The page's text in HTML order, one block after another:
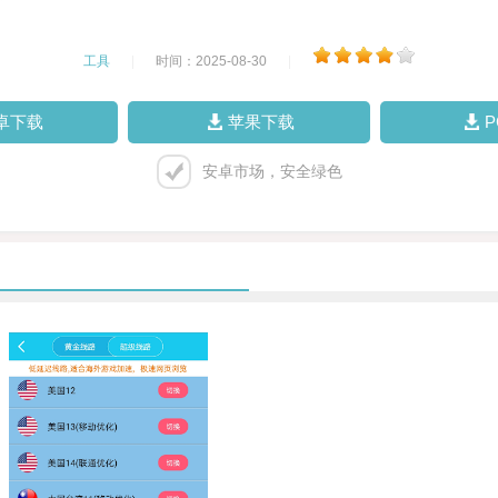
工具 时间：2025-08-30
下载 苹果下载
安卓市场，安全绿色